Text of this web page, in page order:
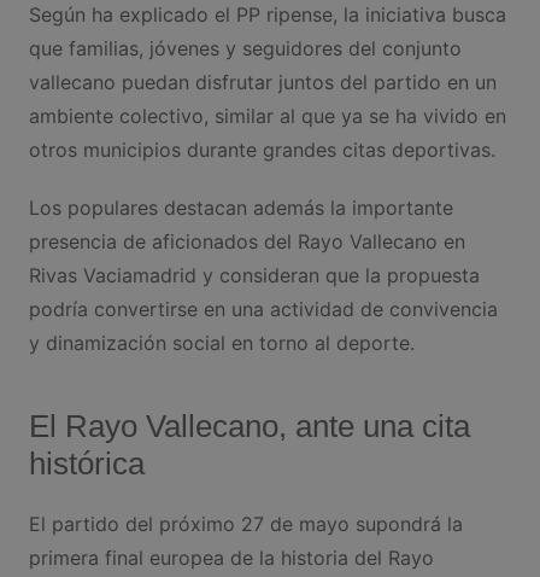
Según ha explicado el PP ripense, la iniciativa busca
que familias, jóvenes y seguidores del conjunto
vallecano puedan disfrutar juntos del partido en un
ambiente colectivo, similar al que ya se ha vivido en
otros municipios durante grandes citas deportivas.
Los populares destacan además la importante
presencia de aficionados del Rayo Vallecano en
Rivas Vaciamadrid y consideran que la propuesta
podría convertirse en una actividad de convivencia
y dinamización social en torno al deporte.
El Rayo Vallecano, ante una cita
histórica
El partido del próximo 27 de mayo supondrá la
primera final europea de la historia del Rayo